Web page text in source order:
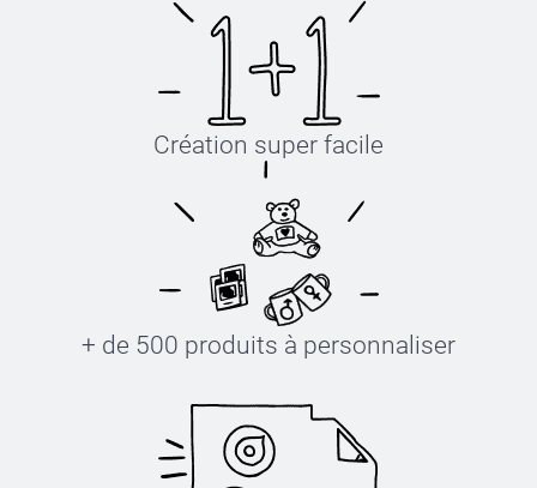
Création super facile
+ de 500 produits à personnaliser